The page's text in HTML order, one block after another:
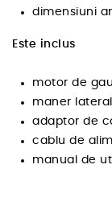
dimensiuni
Este inclus
motor de
maner
adaptor de
cablu de
manual de